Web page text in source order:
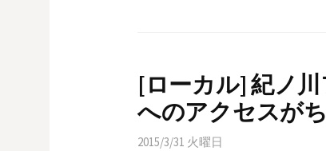
[ローカル] 紀ノ
へのアクセスが
2015/3/31 火曜日